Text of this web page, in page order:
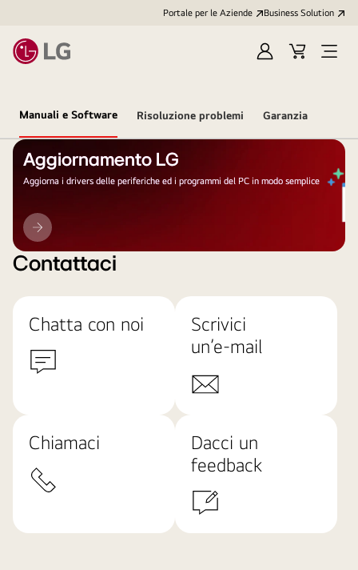
Portale per le Aziende Business Solution
AccediCart
Open
Manuali e Software Risoluzione problemi Garanzia
Aggiornamento LG
Aggiorna i drivers delle periferiche ed i programmi del PC in modo semplice
Aggiornamento
LG
Contattaci
Chatta con noi
Scrivici
un’e-mail
Chiamaci
Dacci un
feedback